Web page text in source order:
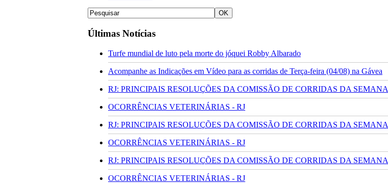
Últimas Notícias
Turfe mundial de luto pela morte do jóquei Robby Albarado
Acompanhe as Indicações em Vídeo para as corridas de Terça-feira (04/08) na Gávea
RJ: PRINCIPAIS RESOLUÇÕES DA COMISSÃO DE CORRIDAS DA SEMANA
OCORRÊNCIAS VETERINÁRIAS - RJ
RJ: PRINCIPAIS RESOLUÇÕES DA COMISSÃO DE CORRIDAS DA SEMANA
OCORRÊNCIAS VETERINÁRIAS - RJ
RJ: PRINCIPAIS RESOLUÇÕES DA COMISSÃO DE CORRIDAS DA SEMANA
OCORRÊNCIAS VETERINÁRIAS - RJ